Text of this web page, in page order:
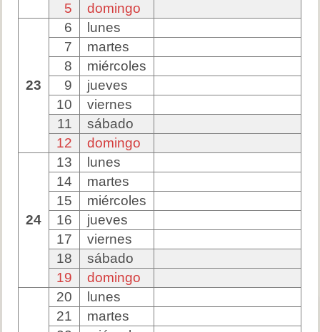
5
domingo
23
6
lunes
7
martes
8
miércoles
9
jueves
10
viernes
11
sábado
12
domingo
24
13
lunes
14
martes
15
miércoles
16
jueves
17
viernes
18
sábado
19
domingo
20
lunes
21
martes